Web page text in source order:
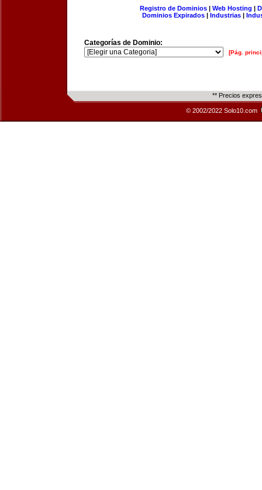
Registro de Dominios| Web Hosting |
Dominios Expirados | Industrias |
Categorías de Dominio:
[Pág.
** Precios
© 2002/2022 Solo10.com